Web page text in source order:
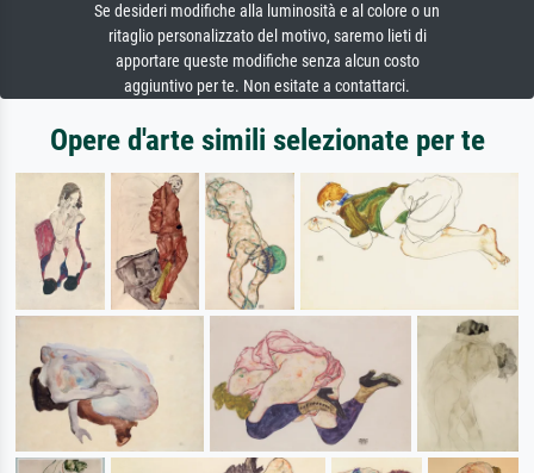
Se desideri modifiche alla luminosità e al colore o un
ritaglio personalizzato del motivo, saremo lieti di
apportare queste modifiche senza alcun costo
aggiuntivo per te. Non esitate a contattarci.
Opere d'arte simili selezionate per te